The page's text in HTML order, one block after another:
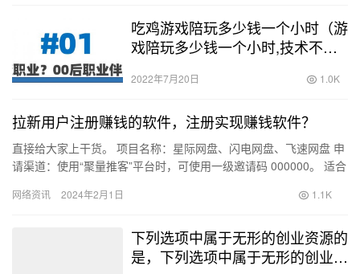
吃鸡游戏陪玩多少钱一个小时（游
戏陪玩多少钱一个小时,技术不好
2022年7月20日 1.0K
拉新用户注册赚钱的软件，注册实现赚钱软件？
直接给大家上干货。 项目名称：星际网盘、闪电网盘、飞速网盘 申
请渠道：使用“聚量推客”平台时，可使用一级邀请码 000000。 适合
网络资讯 2024年2月1日 1.1K
下列选项中属于无形的创业资源的
是，下列选项中属于无形的创业资